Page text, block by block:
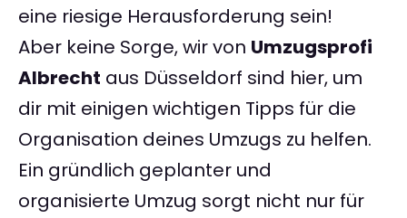
eine riesige Herausforderung sein!
Aber keine Sorge, wir von Umzugsprofi
Albrecht aus Düsseldorf sind hier, um
dir mit einigen wichtigen Tipps für die
Organisation deines Umzugs zu helfen.
Ein gründlich geplanter und
organisierte Umzug sorgt nicht nur für